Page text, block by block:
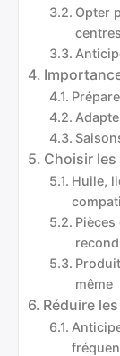
Opter
Choisir
Huile,
Pièces
même
Réduire